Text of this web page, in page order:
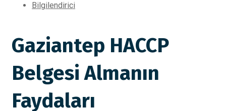
Bilgilendirici
Gaziantep HACCP
Belgesi Almanın
Faydaları